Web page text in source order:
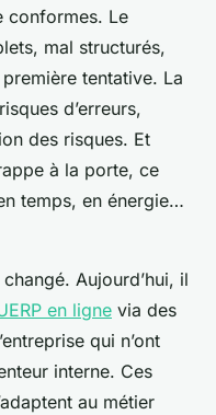
conformes. Le
mal structurés,
tentative. La
d’erreurs,
des risques. Et
à la porte, ce
temps, en énergie…
Aujourd’hui, il
en ligne via des
qui n’ont
interne. Ces
au métier